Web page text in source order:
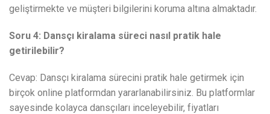
geliştirmekte ve müşteri bilgilerini koruma altına almaktadır.
Soru 4: Dansçı kiralama süreci nasıl pratik hale
getirilebilir?
Cevap: Dansçı kiralama sürecini pratik hale getirmek için
birçok online platformdan yararlanabilirsiniz. Bu platformlar
sayesinde kolayca dansçıları inceleyebilir, fiyatları